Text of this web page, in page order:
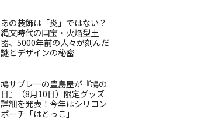
あの装飾は「炎」ではない？
縄文時代の国宝・火焔型土
器、5000年前の人々が刻んだ
謎とデザインの秘密
鳩サブレーの豊島屋が『鳩の
日』（8月10日）限定グッズ
詳細を発表！今年はシリコン
ポーチ「はとっこ」